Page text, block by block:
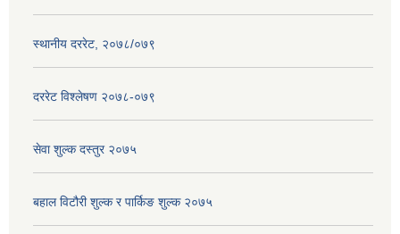
स्थानीय दररेट, २०७८/०७९
दररेट विश्लेषण २०७८-०७९
सेवा शुल्क दस्तुर २०७५
बहाल विटौरी शुल्क र पार्किङ शुल्क २०७५